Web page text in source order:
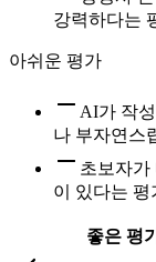
강력하다는
아쉬운 평가
AI가 작
나 부자연스
초보자가
이 있다는 평
좋은 평